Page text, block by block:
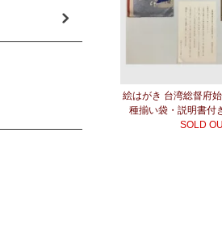
絵はがき 台湾総督府
種揃い袋・説明書付
SOLD